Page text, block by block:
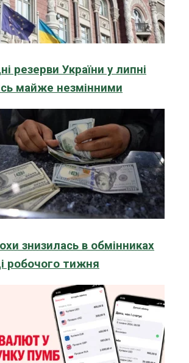
резерви України у липні
майже незмінними
знизилась в обмінниках
робочого тижня